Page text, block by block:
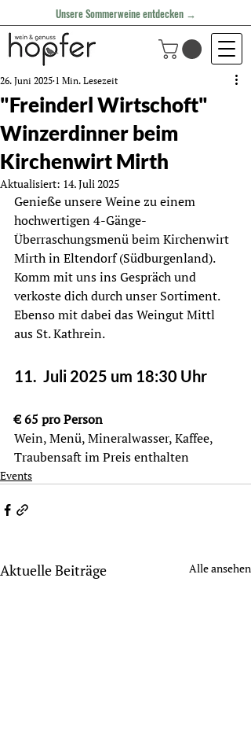
Unsere Sommerweine entdecken →
"Freinderl Wirtschoft"
Winzerdinner beim
Kirchenwirt Mirth
26. Juni 2025 1 Min. Lesezeit
Aktualisiert: 14. Juli 2025
Genieße unsere Weine zu einem
hochwertigen 4-Gänge-
Überraschungsmenü beim Kirchenwirt
Mirth in Eltendorf (Südburgenland).
Komm mit uns ins Gespräch und
verkoste dich durch unser Sortiment.
Ebenso mit dabei das Weingut Mittl
aus St. Kathrein.
11.  Juli 2025 um 18:30 Uhr
€ 65 pro Person
Wein, Menü, Mineralwasser, Kaffee,
Traubensaft im Preis enthalten
Events
Aktuelle Beiträge Alle ansehen